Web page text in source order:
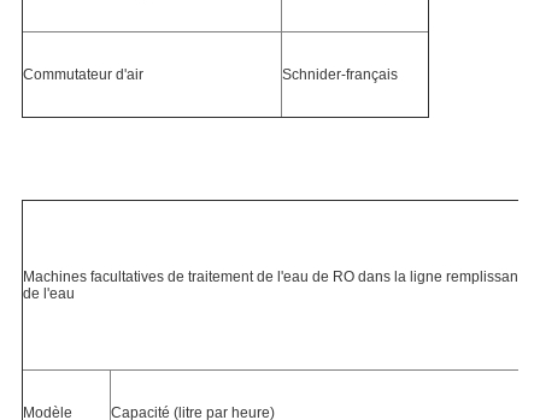
Commutateur d'air Schnider-français
Machines facultatives de traitement de l'eau de RO dans la ligne remplissante
de l'eau
Modèle Capacité (litre par heure)